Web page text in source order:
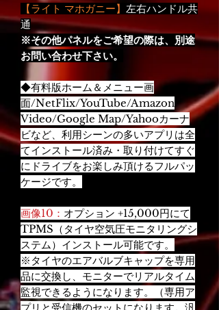
【ライト マホガニー】 左右ハンドル共
通
※その他パネルをご希望の際は、別途
お問い合わせ下さい。
◆有料版ホーム＆メニュー画
面/NetFlix/YouTube/Amazon
Video/Google Map/Yahooカーナ
ビなど、利用シーンの多いアプリは全
てインストール済み・取り付けてすぐ
にドライブをお楽しみ頂けるフルパッ
ケージです。
画像10： オプション +15,000円にて
TPMS（タイヤ空気圧モニタリングシ
ステム）インストール可能です。
※タイヤのエアバルブキャップを専用
品に交換し、モニターでリアルタイム
監視できるようになります。（専用ア
プリと受信機のセットになります。汎